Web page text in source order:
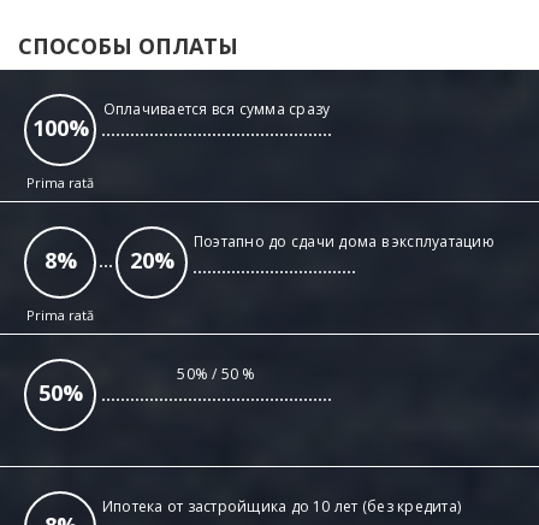
СПОСОБЫ ОПЛАТЫ
100%
Оплачивается вся сумма сразу
8% 20%
Поэтапно до сдачи дома в эксплуатацию
50%
50% / 50 %
Ипотека от застройщика до 10 лет (без кредита)